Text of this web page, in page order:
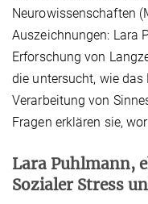
Neurowissenschaften
Auszeichnungen: Lara
Erforschung von
die untersucht, wie das
Verarbeitung von
Fragen erklären sie,
Lara Puhlmann,
Sozialer Stress